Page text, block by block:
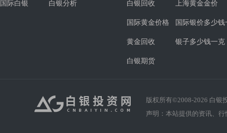
国际白银 白银分析 白银回收 上海黄金金价
国际黄金价格 国际银价多少钱
黄金回收 银子多少钱一克
白银期货
版权所有©2008-2026 白银
声明：本站提供的资讯、